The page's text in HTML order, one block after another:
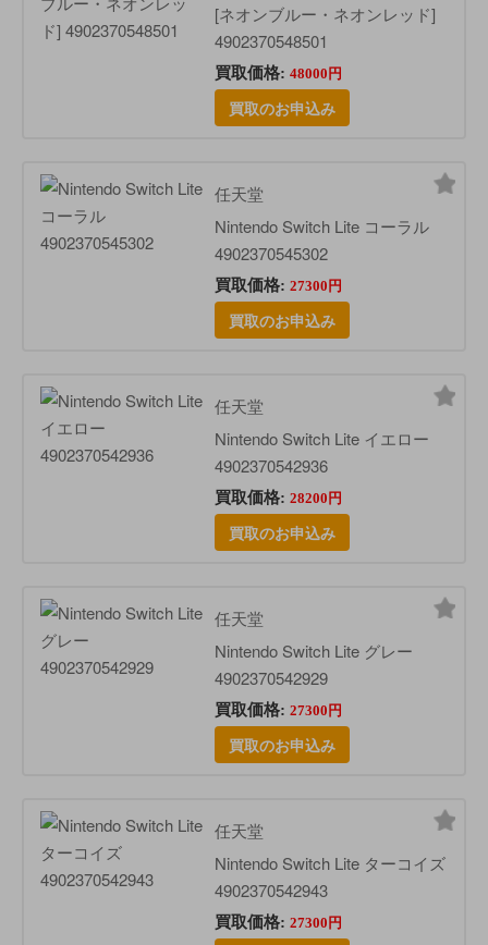
[ネオンブルー・ネオンレッド]
4902370548501
買取価格: 48000円
買取のお申込み
任天堂
Nintendo Switch Lite コーラル
4902370545302
買取価格: 27300円
買取のお申込み
任天堂
Nintendo Switch Lite イエロー
4902370542936
買取価格: 28200円
買取のお申込み
任天堂
Nintendo Switch Lite グレー
4902370542929
買取価格: 27300円
買取のお申込み
任天堂
Nintendo Switch Lite ターコイズ
4902370542943
買取価格: 27300円